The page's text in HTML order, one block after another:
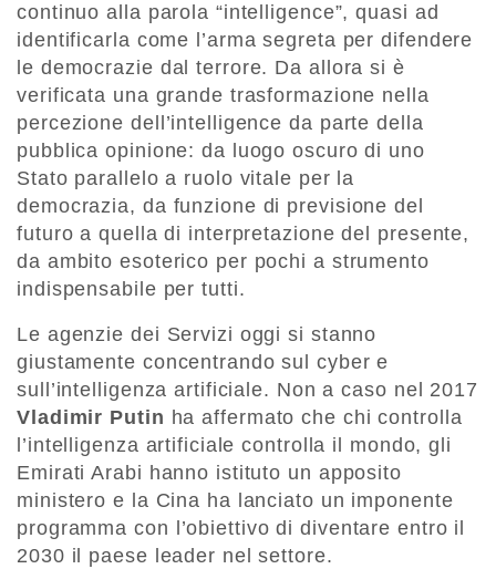
continuo alla parola “intelligence”, quasi ad
identificarla come l’arma segreta per difendere
le democrazie dal terrore. Da allora si è
verificata una grande trasformazione nella
percezione dell’intelligence da parte della
pubblica opinione: da luogo oscuro di uno
Stato parallelo a ruolo vitale per la
democrazia, da funzione di previsione del
futuro a quella di interpretazione del presente,
da ambito esoterico per pochi a strumento
indispensabile per tutti.
Le agenzie dei Servizi oggi si stanno
giustamente concentrando sul cyber e
sull’intelligenza artificiale. Non a caso nel 2017
Vladimir Putin ha affermato che chi controlla
l’intelligenza artificiale controlla il mondo, gli
Emirati Arabi hanno istituto un apposito
ministero e la Cina ha lanciato un imponente
programma con l’obiettivo di diventare entro il
2030 il paese leader nel settore.